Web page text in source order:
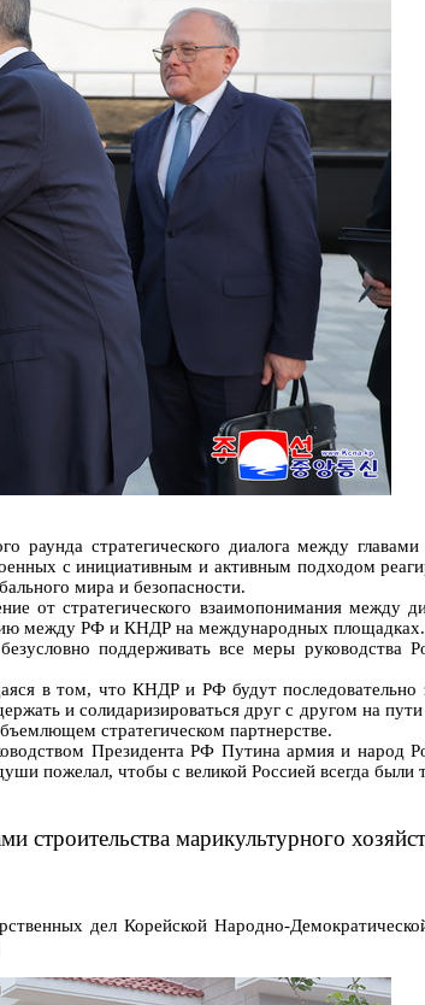
раунда стратегического диалога между
с инициативным и активным подходом
мира и безопасности.
от стратегического взаимопонимания
между РФ и КНДР на международных площадках.
поддерживать все меры руководства
в том, что КНДР и РФ будут
и солидаризироваться друг с другом на
стратегическом партнерстве.
Президента РФ Путина армия и народ
пожелал, чтобы с великой Россией всегда были
марикультурного
дел Корейской Народно-